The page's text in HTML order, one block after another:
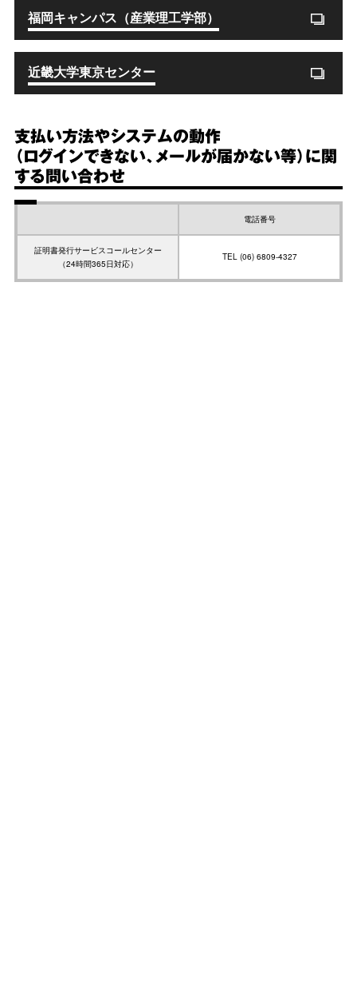
福岡キャンパス（産業理工学部）
近畿大学東京センター
支払い方法やシステムの動作
（ログインできない、メールが届かない等）に関
する問い合わせ
電話番号
証明書発行サービスコールセンター
（24時間365日対応）
TEL (06) 6809-4327